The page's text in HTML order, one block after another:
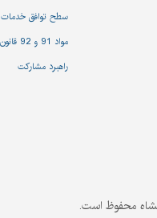
سطح توافق خدمات
مواد 91 و 92 قانون مدیریت خدمات کشوری
راهبرد مشارکت
محفوظ است.